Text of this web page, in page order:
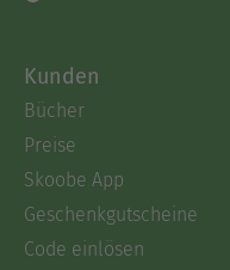
Kunden
Bücher
Preise
Skoobe App
Geschenkgutscheine
Code einlösen